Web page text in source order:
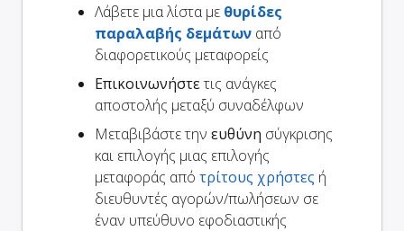
Λάβετε μια λίστα με θυρίδες
παραλαβής δεμάτων από
διαφορετικούς μεταφορείς
Επικοινωνήστετις ανάγκες
αποστολής μεταξύ συναδέλφων
Μεταβιβάστε την ευθύνη σύγκρισης
και επιλογής μιας επιλογής
μεταφοράς από τρίτους χρήστες ή
διευθυντές αγορών/πωλήσεων σε
έναν υπεύθυνο εφοδιαστικής